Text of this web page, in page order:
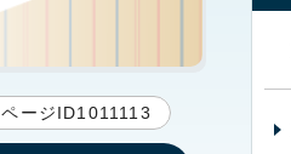
ページID1011113